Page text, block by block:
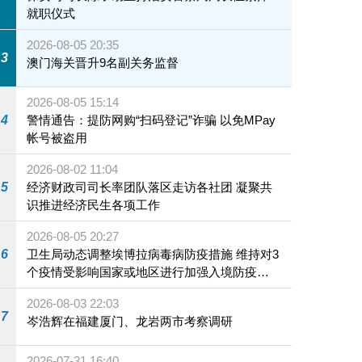
就职仪式
3
2026-08-05 20:35
澳门海关晋升9名副关务监督
4
2026-08-05 15:14
警情通告：提防网购“扫码登记”诈骗 以免MPay
帐号被盗用
5
2026-08-02 11:04
经济财政司司长率团队落区走访各社团 凝聚共
识推进经济民生各项工作
6
2026-08-05 20:27
卫生局动态调整埃博拉病毒病防疫措施 维持对3
个疫情受影响国家或地区进行加强入境防疫措
施
7
2026-08-03 22:03
岑浩辉在福建厦门、龙岩两市考察调研